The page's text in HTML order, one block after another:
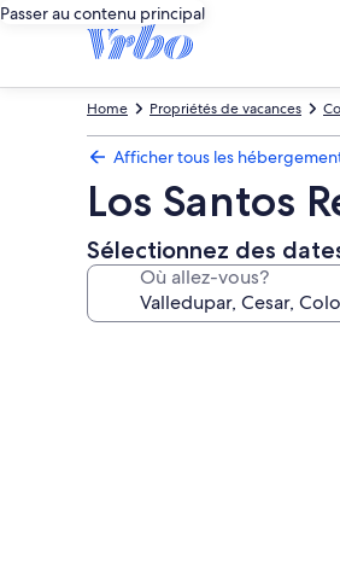
Passer au contenu principal
Propriétés de vacances
Home
Afficher tous les
Los Santos
Sélectionnez des
Où allez-vous?